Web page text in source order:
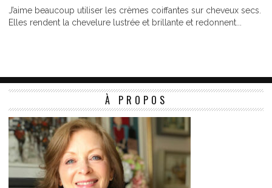
J’aime beaucoup utiliser les crèmes coiffantes sur cheveux secs.
Elles rendent la chevelure lustrée et brillante et redonnent...
À PROPOS